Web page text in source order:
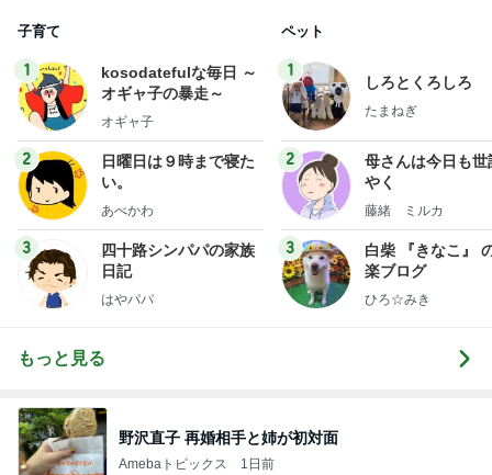
子育て
1
kosodatefulな毎日 ～
オギャ子の暴走～
オギャ子
2
日曜日は９時まで寝た
い。
あべかわ
3
四十路シンパパの家族
日記
はやパパ
ペット
1
しろとくろしろ
たまねぎ
2
母さんは今日も世
やく
藤緒 ミルカ
3
白柴 『きなこ』
楽ブログ
ひろ☆みき
もっと見る
野沢直子 再婚相手と姉が初対面
Amebaトピックス 1日前